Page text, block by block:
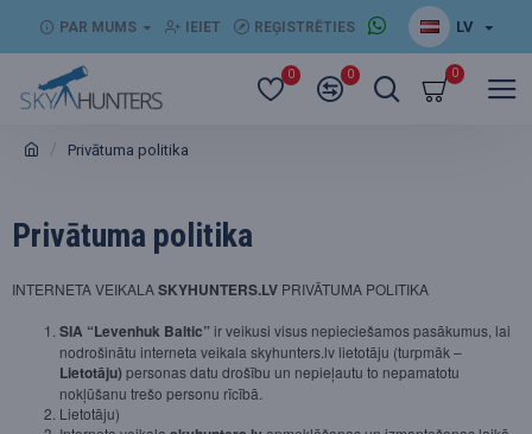
PAR MUMS IEIET REĢISTRĒTIES LV
0 0 0
Privātuma politika
Privātuma politika
INTERNETA VEIKALASKYHUNTERS.LV PRIVĀTUMA POLITIKA
SIA “Levenhuk Baltic”ir veikusi visus nepieciešamos pasākumus, lai
nodrošinātu interneta veikala skyhunters.lv lietotāju (turpmāk –
Lietotāju)personas datu drošību un nepieļautu to nepamatotu
nokļūšanu trešo personu rīcībā.
Lietotāju)